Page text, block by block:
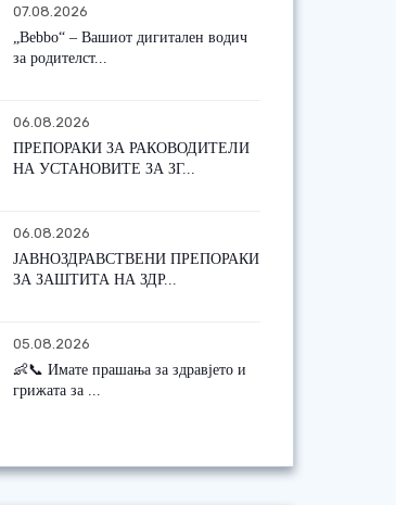
07.08.2026
„Bebbo“ – Вашиот дигитален водич
за родителст...
06.08.2026
ПРЕПОРАКИ ЗА РАКОВОДИТЕЛИ
НА УСТАНОВИТЕ ЗА ЗГ...
06.08.2026
ЈАВНОЗДРАВСТВЕНИ ПРЕПОРАКИ
ЗА ЗАШТИТА НА ЗДР...
05.08.2026
👶📞 Имате прашања за здравјето и
грижата за ...